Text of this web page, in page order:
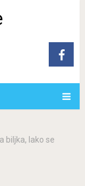
biljka, lako se